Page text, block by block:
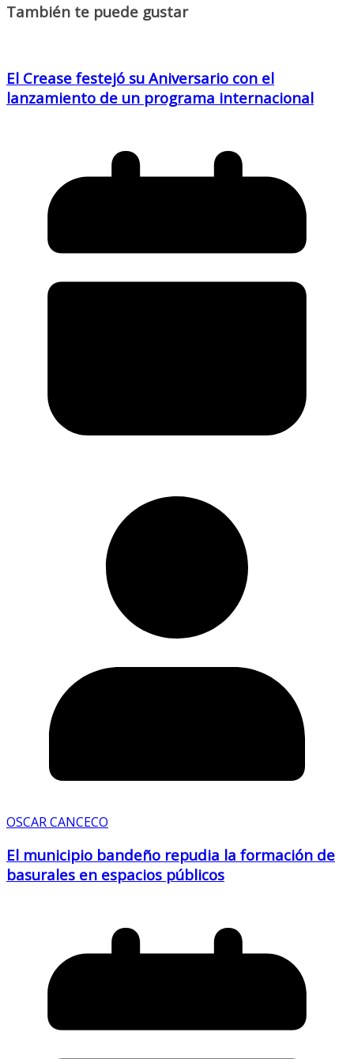
También te puede gustar
El Crease festejó su Aniversario con el
lanzamiento de un programa internacional
OSCAR CANCECO
El municipio bandeño repudia la formación de
basurales en espacios públicos